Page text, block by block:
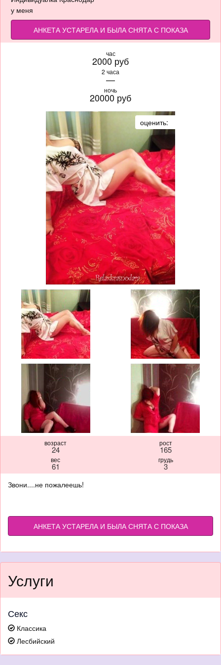
у меня
АНКЕТА УСТАРЕЛА И БЫЛА СНЯТА С ПОКАЗА
час
2000 руб
2 часа
—
ночь
20000 руб
оценить:
возраст
24
рост
165
вес
61
грудь
3
Звони....не пожалеешь!
АНКЕТА УСТАРЕЛА И БЫЛА СНЯТА С ПОКАЗА
Услуги
Секс
Классика
Лесбийский